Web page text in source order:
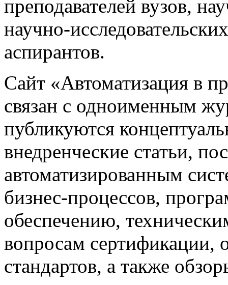
преподавателей вузов,
научно-
аспирантов.
Сайт «Автоматизация в
связан с одноименным
публикуются
внедренческие статьи,
автоматизированным
бизнес-процессов,
обеспечению,
вопросам
стандартов, а также